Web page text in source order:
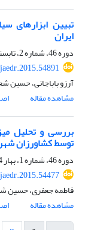
تبیین ابزارهای
ایران
دوره 46، شماره 2، تابستان 1394، صفحه
آرزو باباجانی، حسین
مشاهده مقاله
بررسی و تحلیل
توسط کشاورزان
دوره 46، شماره 1، بهار 1394، صفحه
فاطمه جعفری، حسین
مشاهده مقاله